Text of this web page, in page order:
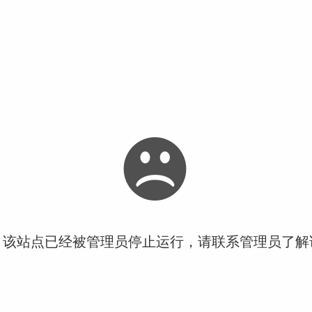
站点已经被管理员停止运行，请联系管理员了